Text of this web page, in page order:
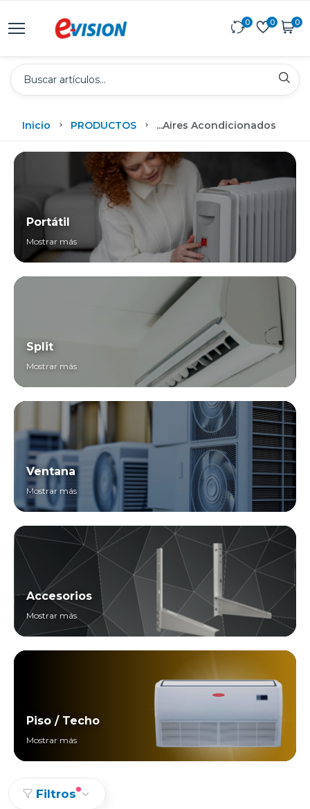
0 0 0
Inicio PRODUCTOS ...Aires Acondicionados
Portátil
Mostrar más
Split
Mostrar más
Ventana
Mostrar más
Accesorios
Mostrar más
Piso / Techo
Mostrar más
Filtros